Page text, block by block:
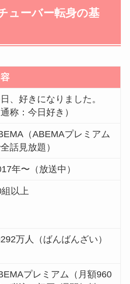
ューバー転身の基
、好きになりました。
通称：今日好き）
（ABEMAプレミアム
話見放題）
年〜（放送中）
以上
万人（ばんばんざい）
プレミアム（月額960